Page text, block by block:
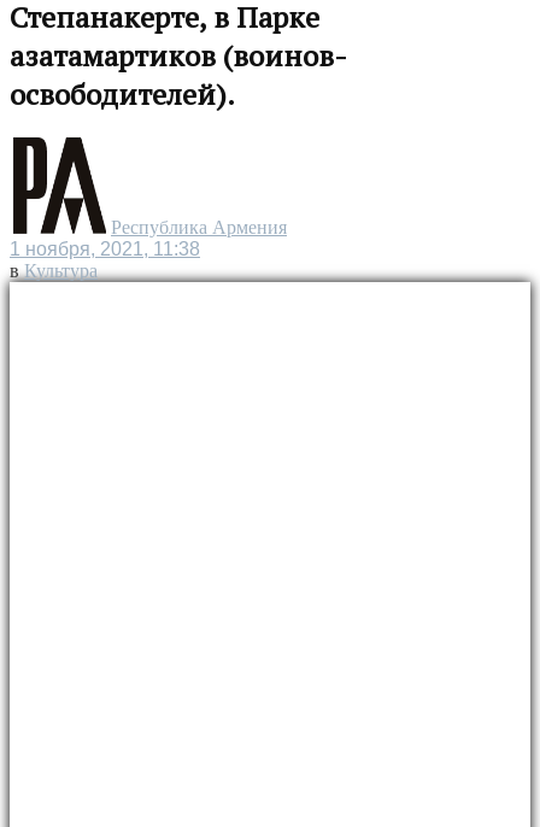
Степанакерте, в Парке
азатамартиков (воинов-
освободителей).
Республика Армения
1 ноября, 2021, 11:38
в Культура